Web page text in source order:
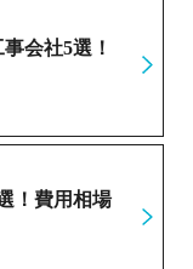
会社5選！
！費用相場